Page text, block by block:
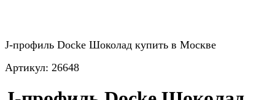
J-профиль Docke Шоколад купить в Москве
Артикул: 26648